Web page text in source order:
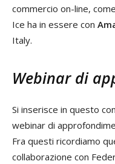
commercio on-line,
Ice ha in essere con
Italy.
Webinar di
Si inserisce in questo
webinar di
Fra questi ricordiamo
collaborazione con